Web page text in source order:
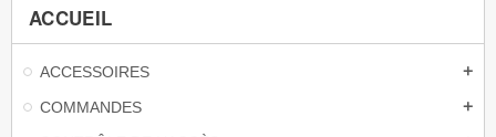
ACCUEIL
ACCESSOIRES add
COMMANDES add